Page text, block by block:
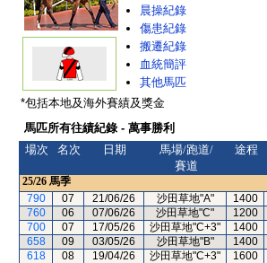
晨操紀錄
傷患紀錄
搬遷紀錄
血統簡評
其他馬匹
*包括本地及海外賽績及獎金
馬匹所有往績紀錄 - 萬事勝利
場次
名次 日期
馬場/跑道/
賽道
途程
25/26 馬季
790
07 21/06/26 沙田草地"A" 1400
760
06 07/06/26 沙田草地"C" 1200
700
07 17/05/26 沙田草地"C+3" 1400
658
09 03/05/26 沙田草地"B" 1400
618
08 19/04/26 沙田草地"C+3" 1600